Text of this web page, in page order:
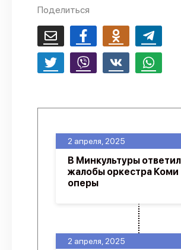
Политика
Поделиться
2 апреля, 2025
2 апреля, 2025
В Минкультуры
жалобы оркестра Коми
оперы